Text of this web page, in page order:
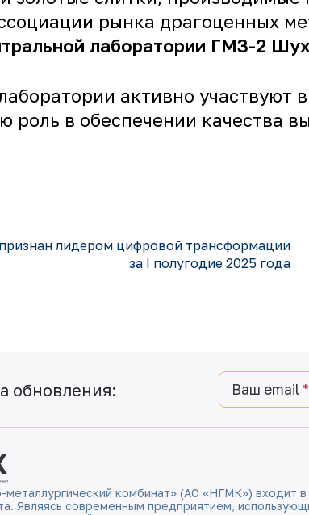
рынка драгоценных
лаборатории ГМЗ-2
активно участвуют
роль в обеспечении качества
лидером цифровой трансформации
за I полугодие 2025 года
обновления: Ваш email
металлургический комбинат» (АО «НГМК») входит
Являясь современным предприятием,